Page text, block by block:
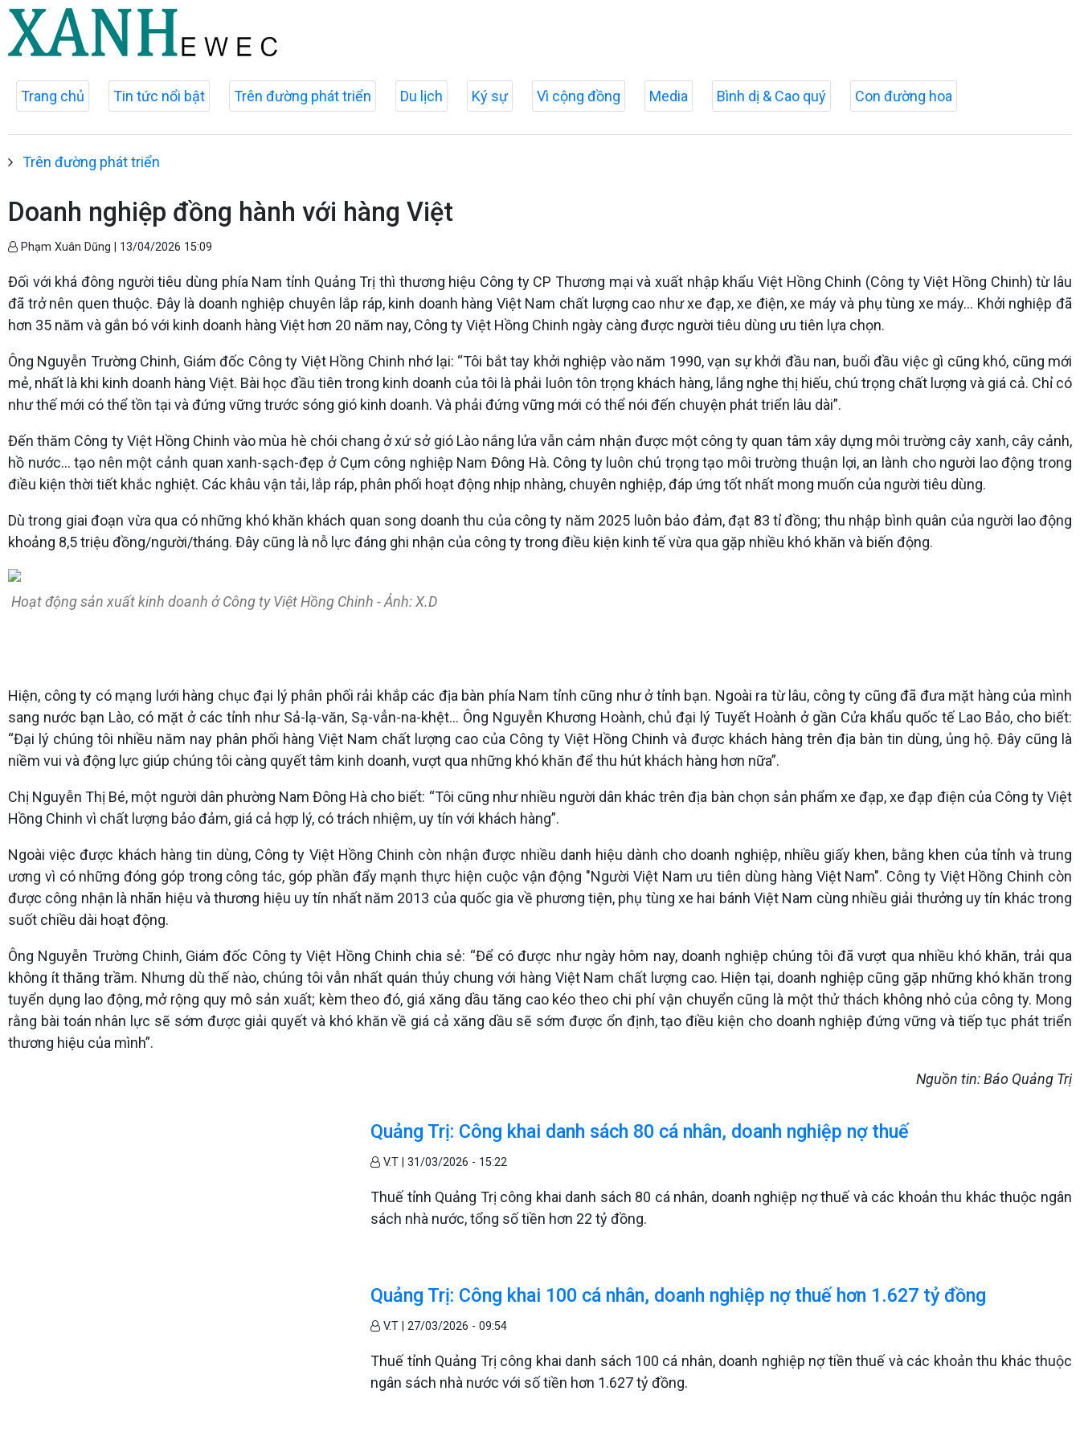
Trang chủ Tin tức nổi bật Trên đường phát triển Du lịch Ký sự Vì cộng đồng Media Bình dị & Cao quý Con đường hoa
Trên đường phát triển
Doanh nghiệp đồng hành với hàng Việt
Phạm Xuân Dũng | 13/04/2026 15:09
Đối với khá đông người tiêu dùng phía Nam tỉnh Quảng Trị thì thương hiệu Công ty CP Thương mại và xuất nhập khẩu Việt Hồng Chinh (Công ty Việt Hồng Chinh) từ lâu
đã trở nên quen thuộc. Đây là doanh nghiệp chuyên lắp ráp, kinh doanh hàng Việt Nam chất lượng cao như xe đạp, xe điện, xe máy và phụ tùng xe máy… Khởi nghiệp đã
hơn 35 năm và gắn bó với kinh doanh hàng Việt hơn 20 năm nay, Công ty Việt Hồng Chinh ngày càng được người tiêu dùng ưu tiên lựa chọn.
Ông Nguyễn Trường Chinh, Giám đốc Công ty Việt Hồng Chinh nhớ lại: “Tôi bắt tay khởi nghiệp vào năm 1990, vạn sự khởi đầu nan, buổi đầu việc gì cũng khó, cũng mới
mẻ, nhất là khi kinh doanh hàng Việt. Bài học đầu tiên trong kinh doanh của tôi là phải luôn tôn trọng khách hàng, lắng nghe thị hiếu, chú trọng chất lượng và giá cả. Chỉ có
như thế mới có thể tồn tại và đứng vững trước sóng gió kinh doanh. Và phải đứng vững mới có thể nói đến chuyện phát triển lâu dài”.
Đến thăm Công ty Việt Hồng Chinh vào mùa hè chói chang ở xứ sở gió Lào nắng lửa vẫn cảm nhận được một công ty quan tâm xây dựng môi trường cây xanh, cây cảnh,
hồ nước… tạo nên một cảnh quan xanh-sạch-đẹp ở Cụm công nghiệp Nam Đông Hà. Công ty luôn chú trọng tạo môi trường thuận lợi, an lành cho người lao động trong
điều kiện thời tiết khắc nghiệt. Các khâu vận tải, lắp ráp, phân phối hoạt động nhịp nhàng, chuyên nghiệp, đáp ứng tốt nhất mong muốn của người tiêu dùng.
Dù trong giai đoạn vừa qua có những khó khăn khách quan song doanh thu của công ty năm 2025 luôn bảo đảm, đạt 83 tỉ đồng; thu nhập bình quân của người lao động
khoảng 8,5 triệu đồng/người/tháng. Đây cũng là nỗ lực đáng ghi nhận của công ty trong điều kiện kinh tế vừa qua gặp nhiều khó khăn và biến động.
Hoạt động sản xuất kinh doanh ở Công ty Việt Hồng Chinh - Ảnh: X.D
Hiện, công ty có mạng lưới hàng chục đại lý phân phối rải khắp các địa bàn phía Nam tỉnh cũng như ở tỉnh bạn. Ngoài ra từ lâu, công ty cũng đã đưa mặt hàng của mình
sang nước bạn Lào, có mặt ở các tỉnh như Sả-lạ-văn, Sạ-vẳn-na-khệt… Ông Nguyễn Khương Hoành, chủ đại lý Tuyết Hoành ở gần Cửa khẩu quốc tế Lao Bảo, cho biết:
“Đại lý chúng tôi nhiều năm nay phân phối hàng Việt Nam chất lượng cao của Công ty Việt Hồng Chinh và được khách hàng trên địa bàn tin dùng, ủng hộ. Đây cũng là
niềm vui và động lực giúp chúng tôi càng quyết tâm kinh doanh, vượt qua những khó khăn để thu hút khách hàng hơn nữa”.
Chị Nguyễn Thị Bé, một người dân phường Nam Đông Hà cho biết: “Tôi cũng như nhiều người dân khác trên địa bàn chọn sản phẩm xe đạp, xe đạp điện của Công ty Việt
Hồng Chinh vì chất lượng bảo đảm, giá cả hợp lý, có trách nhiệm, uy tín với khách hàng”.
Ngoài việc được khách hàng tin dùng, Công ty Việt Hồng Chinh còn nhận được nhiều danh hiệu dành cho doanh nghiệp, nhiều giấy khen, bằng khen của tỉnh và trung
ương vì có những đóng góp trong công tác, góp phần đẩy mạnh thực hiện cuộc vận động "Người Việt Nam ưu tiên dùng hàng Việt Nam". Công ty Việt Hồng Chinh còn
được công nhận là nhãn hiệu và thương hiệu uy tín nhất năm 2013 của quốc gia về phương tiện, phụ tùng xe hai bánh Việt Nam cùng nhiều giải thưởng uy tín khác trong
suốt chiều dài hoạt động.
Ông Nguyễn Trường Chinh, Giám đốc Công ty Việt Hồng Chinh chia sẻ: “Để có được như ngày hôm nay, doanh nghiệp chúng tôi đã vượt qua nhiều khó khăn, trải qua
không ít thăng trầm. Nhưng dù thế nào, chúng tôi vẫn nhất quán thủy chung với hàng Việt Nam chất lượng cao. Hiện tại, doanh nghiệp cũng gặp những khó khăn trong
tuyển dụng lao động, mở rộng quy mô sản xuất; kèm theo đó, giá xăng dầu tăng cao kéo theo chi phí vận chuyển cũng là một thử thách không nhỏ của công ty. Mong
rằng bài toán nhân lực sẽ sớm được giải quyết và khó khăn về giá cả xăng dầu sẽ sớm được ổn định, tạo điều kiện cho doanh nghiệp đứng vững và tiếp tục phát triển
thương hiệu của mình”.
Nguồn tin: Báo Quảng Trị
Quảng Trị: Công khai danh sách 80 cá nhân, doanh nghiệp nợ thuế
V.T |31/03/2026 - 15:22
Thuế tỉnh Quảng Trị công khai danh sách 80 cá nhân, doanh nghiệp nợ thuế và các khoản thu khác thuộc ngân
sách nhà nước, tổng số tiền hơn 22 tỷ đồng.
Quảng Trị: Công khai 100 cá nhân, doanh nghiệp nợ thuế hơn 1.627 tỷ đồng
V.T |27/03/2026 - 09:54
Thuế tỉnh Quảng Trị công khai danh sách 100 cá nhân, doanh nghiệp nợ tiền thuế và các khoản thu khác thuộc
ngân sách nhà nước với số tiền hơn 1.627 tỷ đồng.